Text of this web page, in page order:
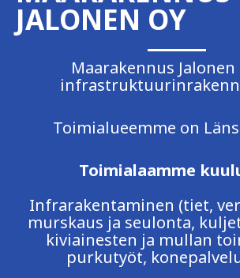
JALONEN OY
Maarakennus Jalonen
Toimialueemme on
Toimialaamme
Infrarakentaminen (tiet,
murskaus ja seulonta,
kiviainesten ja mullan
purkutyöt,